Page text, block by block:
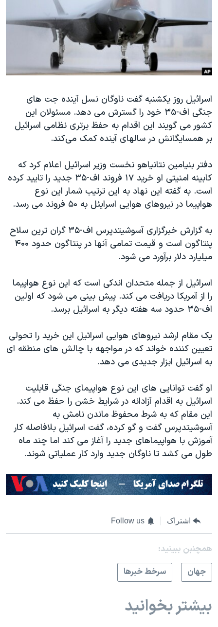
حقوق شهروندی
علم و فناوری
گالری عکس
آرشیو پخش زنده
انتخابات ریاست جمهوری آمریکا ۲۰۲۴
حمله جمهوری اسلامی به اسرائیل
رمز مهسا
اعتراضات زن، زندگی، آزادی
مجموعه مستندهای دادخواهی
تریبونال مردمی آبان ۹۸
چهل سال گروگان‌گیری
قانون شفافیت دارائی کادر رهبری ایران
اعتراضات مردمی آبان ۹۸
نرگس محمدی برنده جایزه نوبل صلح
همایش محافظه‌کاران آمریکا «سی‌پک»
سفر پرزیدنت ترامپ به چین
زبانهای مختلف
اسرائیل روز یکشنبه گفت ناوگان نسل آینده جت های
جنگی اف-۳۵ خود را گسترش می دهد. مسئولان این
کشور می گویند این اقدام به حفظ برتری نظامی اسرائیل
بر همسایگانش در سالهای آینده کمک می‌کند.
دفتر بنیامین نتانیاهو نخست وزیر اسرائیل اعلام کرد که
کابینه امنیتی او خرید ۱۷ فروند اف-۳۵ جدید را تایید کرده
است. به گفته این نهاد به این ترتیب شمار این نوع
هواپیما در نیروهای هوایی اسرایئل به ۵۰ فروند می رسد.
به گزارش خبرگزاری آسوشیتدپرس اف-۳۵ گران ترین سلاح
پنتاگون است و قیمت تمامی آنها در پنتاگون حدود ۴۰۰
میلیارد دلار برآورد می شود.
اسرائیل از جمله متحدان اندکی است که این نوع هواپیما
را از آمریکا دریافت می کند. پیش بینی می شود که اولین
اف-۳۵ حدود سه هفته دیگر به اسرائیل برسد.
یک مقام ارشد نیروهای هوایی اسرائیل این خرید را تحولی
تعیین کننده خواند که در مواجهه با چالش های منطقه ای
به اسرائیل ابزار جدیدی می دهد.
او گفت توانایی های این نوع هواپیمای جنگی قابلیت
اسرائیل به اقدام آزادانه در شرایط خشن را حفظ می کند.
این مقام که به شرط محفوظ ماندن نامش به
آسوشیتدپرس گفت و گو کرده، گفت اسرائیل بلافاصله کار
آموزش با هواپیماهای جدید را آغاز می کند اما چند ماه
طول می کشد تا ناوگان جدید وارد کار عملیاتی شوند.
اشتراک Follow us
همچنبن ببینید:
جهان
سرخط خبرها
بیشتر بخوانید